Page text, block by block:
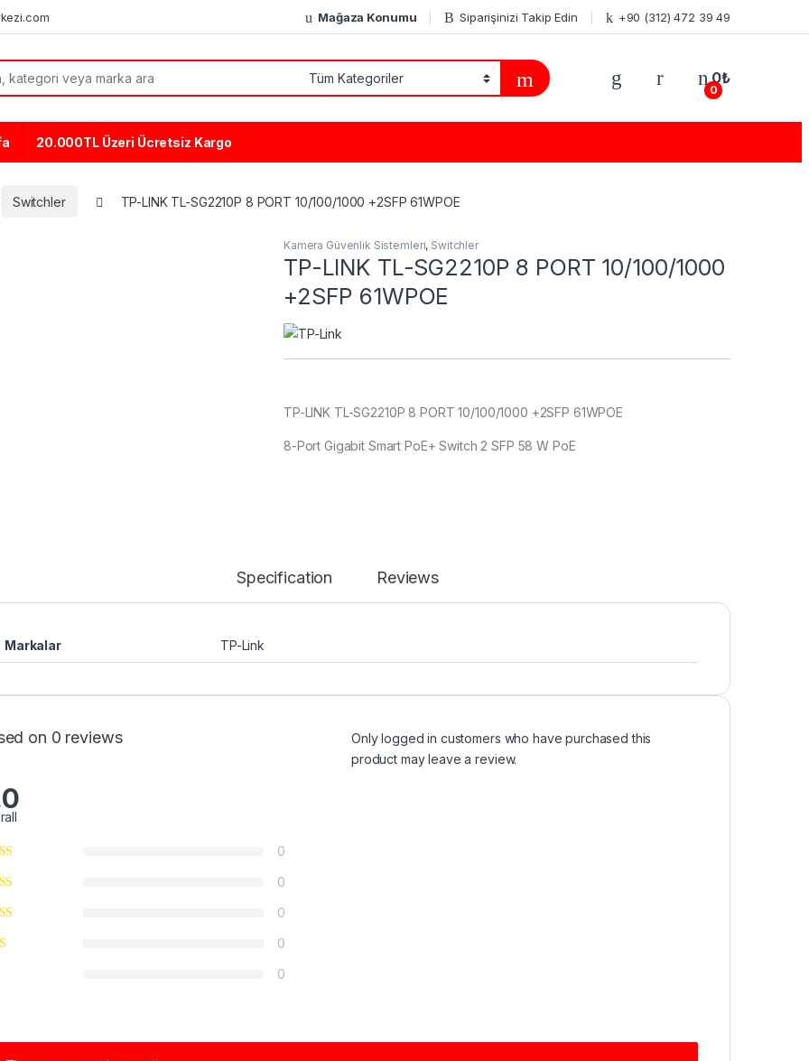
Mağaza Konumu Siparişinizi Takip Edin +90 (312) 472 39 49
0
0₺
20.000TL Üzeri Ücretsiz Kargo
Switchler TP-LINK TL-SG2210P 8 PORT 10/100/1000 +2SFP 61WPOE
Kamera Güvenlik Sistemleri, Switchler
TP-LINK TL-SG2210P 8 PORT 10/100/1000
+2SFP 61WPOE
TP-LINK TL-SG2210P 8 PORT 10/100/1000 +2SFP 61WPOE
8-Port Gigabit Smart PoE+ Switch 2 SFP 58 W PoE
Specification Reviews
Markalar TP-Link
on 0 reviews
0
0
0
0
0
Only logged in customers who have purchased this
product may leave a review.